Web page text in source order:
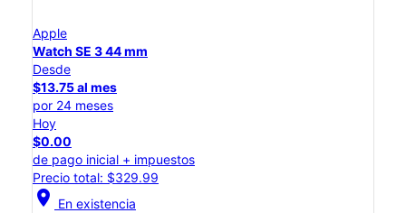
Apple
Watch SE 3 44 mm
Desde
$13.75 al mes
por 24 meses
Hoy
$0.00
de pago inicial + impuestos
Precio total: $329.99
location_on En existencia